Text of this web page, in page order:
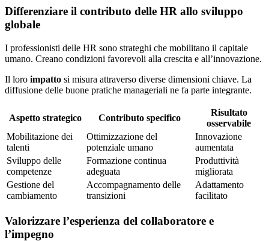
Differenziare il contributo delle HR allo sviluppo
globale
I professionisti delle HR sono strateghi che mobilitano il capitale
umano. Creano condizioni favorevoli alla crescita e all’innovazione.
Il loro impatto si misura attraverso diverse dimensioni chiave. La
diffusione delle buone pratiche manageriali ne fa parte integrante.
Aspetto strategico Contributo specifico
Risultato
osservabile
Mobilitazione dei
talenti
Ottimizzazione del
potenziale umano
Innovazione
aumentata
Sviluppo delle
competenze
Formazione continua
adeguata
Produttività
migliorata
Gestione del
cambiamento
Accompagnamento delle
transizioni
Adattamento
facilitato
Valorizzare l’esperienza del collaboratore e
l’impegno